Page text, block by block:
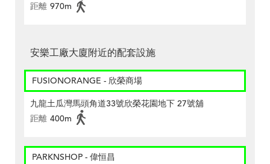
距離 970m
安樂工廠大廈附近的配套設施
FUSIONORANGE - 欣榮商場
九龍土瓜灣馬頭角道33號欣榮花園地下 27號舖
距離 400m
PARKNSHOP - 偉恒昌